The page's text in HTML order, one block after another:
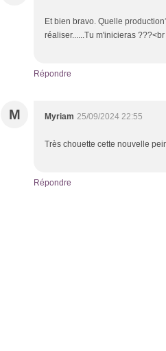
Et bien bravo. Quelle
réaliser......Tu m'inicieras ???<br
Répondre
M Myriam 25/09/2024 22:55
Très chouette cette nouvelle
Répondre